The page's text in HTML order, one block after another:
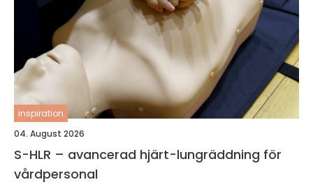
inspiration
04. August 2026
S-HLR – avancerad hjärt-lungräddning för
vårdpersonal